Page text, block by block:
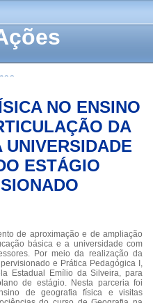
NO ENSINO
DA
UNIVERSIDADE
ESTÁGIO
de aproximação e de ampliação
básica e a universidade com
Por meio da realização da
e Prática Pedagógica I,
Estadual Emílio da Silveira, para
de estágio. Nesta parceria foi
de geografia física e visitas